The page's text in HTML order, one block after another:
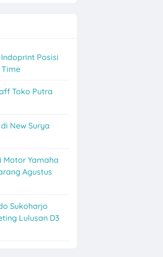
Posisi
Time
Toko Putra
New Surya
Motor Yamaha
Agustus
Sukoharjo
Lulusan D3